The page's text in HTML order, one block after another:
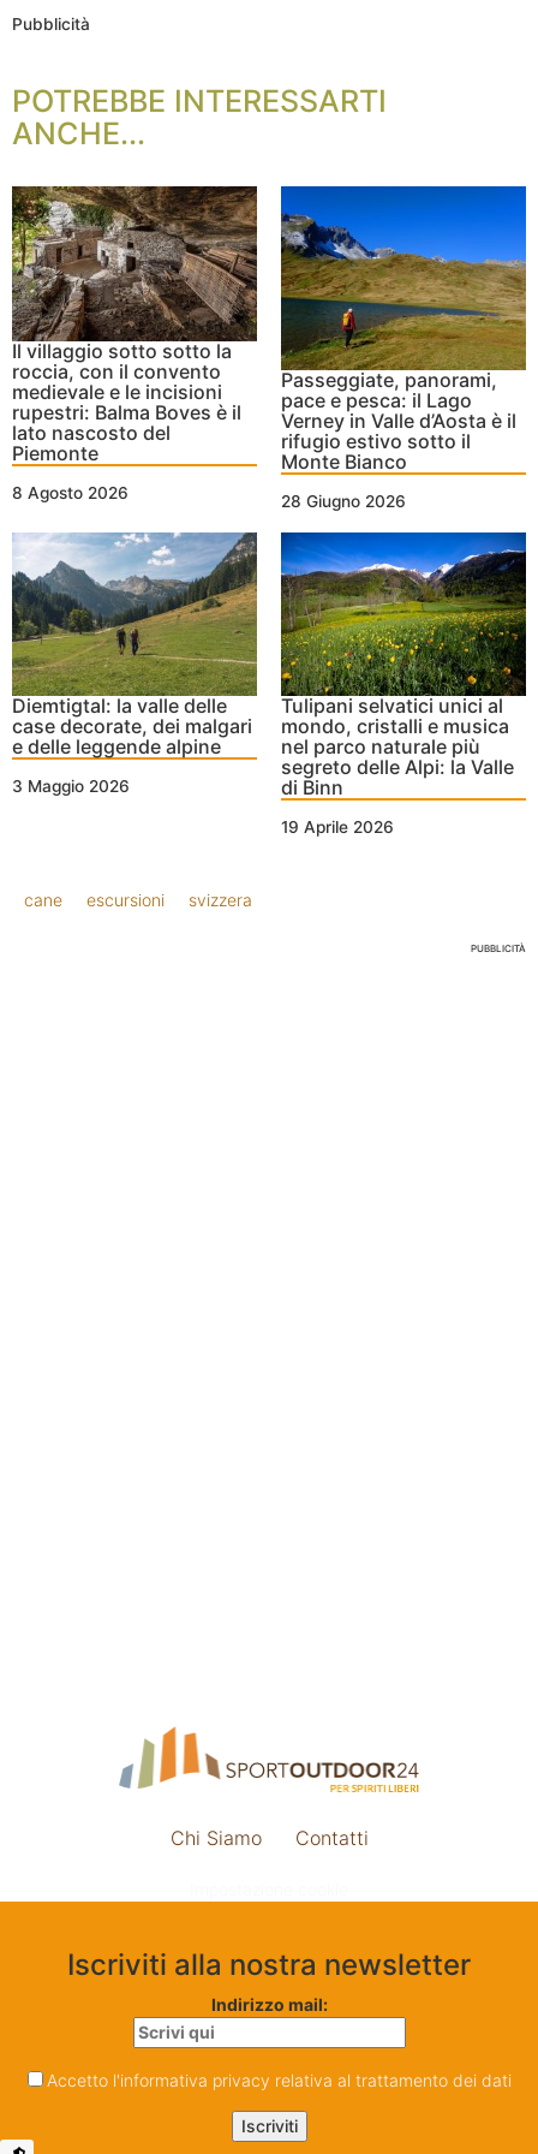
Pubblicità
POTREBBE INTERESSARTI
ANCHE...
Il villaggio sotto sotto la
roccia, con il convento
medievale e le incisioni
rupestri: Balma Boves è il
lato nascosto del
Piemonte
8 Agosto 2026
Passeggiate, panorami,
pace e pesca: il Lago
Verney in Valle d’Aosta è il
rifugio estivo sotto il
Monte Bianco
28 Giugno 2026
Diemtigtal: la valle delle
case decorate, dei malgari
e delle leggende alpine
3 Maggio 2026
Tulipani selvatici unici al
mondo, cristalli e musica
nel parco naturale più
segreto delle Alpi: la Valle
di Binn
19 Aprile 2026
cane escursioni svizzera
PUBBLICITÀ
Chi Siamo Contatti
Iscriviti alla nostra newsletter
Indirizzo mail:
Accetto l'informativa privacy relativa al trattamento dei dati